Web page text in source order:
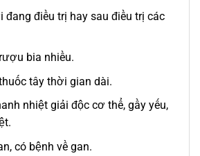
điều trị hay sau điều trị các
bia nhiều.
tây thời gian dài.
nhiệt giải độc cơ thể, gầy yếu,
có bệnh về gan.